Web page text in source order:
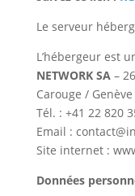
Le serveur
L’hébergeur est
NETWORK SA–
Carouge / Genève
Tél. : +41 22 820
Email :
Site internet :
Données